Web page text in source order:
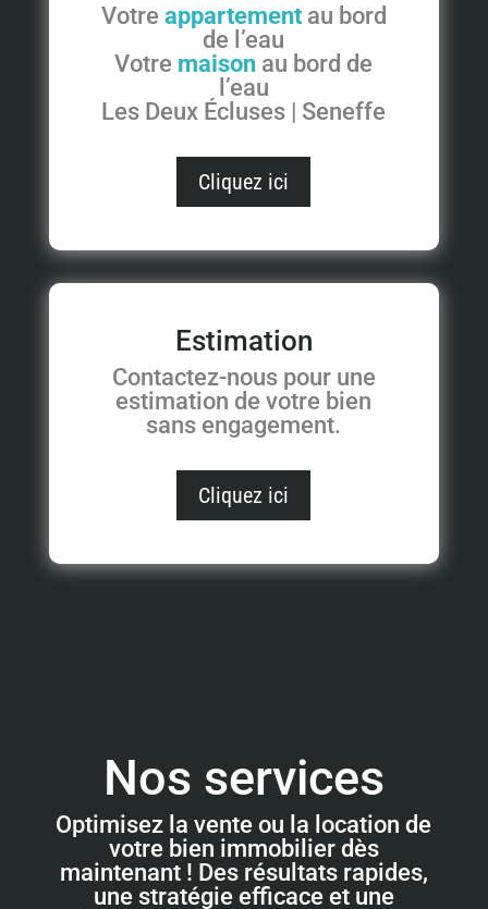
Votre appartementau bord
de l’eau
Votre maison au bord de
l’eau
Les Deux Écluses | Seneffe
Cliquez ici
Estimation
Contactez-nous pour une
estimation de votre bien
sans engagement.
Cliquez ici
Nos services
Optimisez la vente ou la location de
votre bien immobilier dès
maintenant ! Des résultats rapides,
une stratégie efficace et une